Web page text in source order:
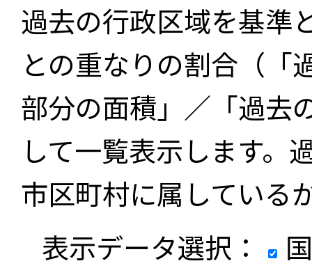
過去の行政区域を基準
との重なりの割合（「
部分の面積」／「過去
して一覧表示します。
市区町村に属している
表示データ選択：